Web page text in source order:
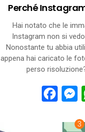
Perché
Hai notato che le
Instagram non si
Nonostante tu abbia
appena hai caricato le
perso